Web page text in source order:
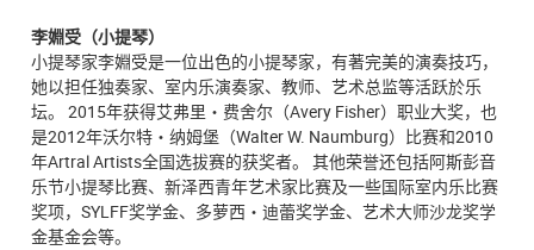
李婣受（小提琴）
小提琴家李婣受是一位出色的小提琴家，有著完美的演奏技巧，
她以担任独奏家、室内乐演奏家、教师、艺术总监等活跃於乐
坛。 2015年获得艾弗里・费舍尔（Avery Fisher）职业大奖，也
是2012年沃尔特・纳姆堡（Walter W. Naumburg）比赛和2010
年Artral Artists全国选拔赛的获奖者。 其他荣誉还包括阿斯彭音
乐节小提琴比赛、新泽西青年艺术家比赛及一些国际室内乐比赛
奖项，SYLFF奖学金、多萝西・迪蕾奖学金、艺术大师沙龙奖学
金基金会等。